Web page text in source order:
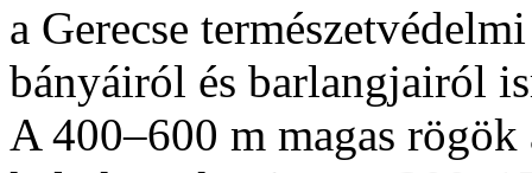
a Gerecse
bányáiról és barlangjairól
A 400–600 m magas